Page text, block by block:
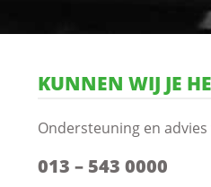
KUNNEN WIJ JE
Ondersteuning en advies
013 – 543 0000